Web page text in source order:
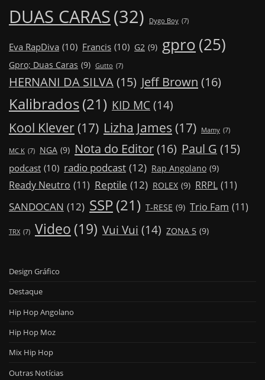
DUAS CARAS(32) Dygo Boy (7)
Eva RapDiva (10) Francis (10) G2 (9) gpro(25)
Gpro; Duas Caras (9) Gutto (7)
HERNANI DA SILVA(15) Jeff Brown (16)
Kalibrados(21) KID MC (14)
Kool Klever (17) Lizha James (17) Mamy (7)
MC K (7) NGA (9) Nota do Editor(16) Paul G (15)
podcast (10) radio podcast (12) Rap Angolano (9)
Ready Neutro (11) Reptile (12) ROLEX (9) RRPL (11)
SANDOCAN (12) SSP(21) T-RESE (9) Trio Fam (11)
TRX (7) Video (19) Vui Vui (14) ZONA 5 (9)
Design Gráfico
Destaque
Hip Hop Angolano
Hip Hop Moz
Mix Hip Hop
Outras Notícias